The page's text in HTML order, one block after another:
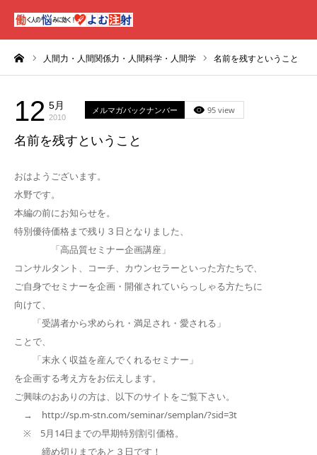
人間力・人間関係力・人間科学・人間学 名前を残すということ
12 5月
2010
メルマガバックナンバー 95 view
名前を残すということ
おはようございます。
水野です。
本編の前にお知らせを。
特別優待価格まで残り３日となりました、
「高品質セミナー企画講座」
コンサルタント、コーチ、カウンセラーといった方たちで、
ご自身でセミナーを企画・開催されていらっしゃる方たちに
向けて、
「受講者から求められ・満足され・愛される」
ことで、
「末永く収益を産んでくれるセミナー」
を企画する考え方をお伝えします。
ご興味のおありの方は、以下のサイトをご覧下さい。
→ http://sp.m-stn.com/seminar/semplan/?sid=3t
※ 5月14日までの早期特別割引価格。
締め切りまであと３日です！